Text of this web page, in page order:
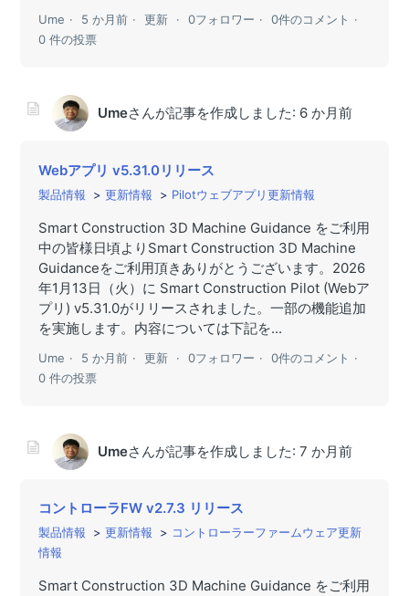
Ume 5 か月前 更新 0フォロワー
0件のコメント
0 件の投票
Umeさんが記事を作成しました: 6 か月前
Webアプリ v5.31.0リリース
製品情報 更新情報 Pilotウェブアプリ更新情報
Smart Construction 3D Machine Guidance をご利用
中の皆様日頃よりSmart Construction 3D Machine
Guidanceをご利用頂きありがとうございます。2026
年1月13日（火）に Smart Construction Pilot (Webア
プリ) v5.31.0がリリースされました。一部の機能追加
を実施します。内容については下記を...
Ume 5 か月前 更新 0フォロワー
0件のコメント
0 件の投票
Umeさんが記事を作成しました:7 か月前
コントローラFW v2.7.3 リリース
製品情報 更新情報
コントローラーファームウェア更新
情報
Smart Construction 3D Machine Guidance をご利用